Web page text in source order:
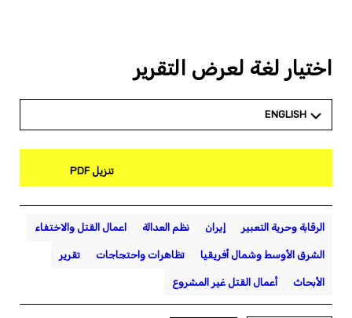
اختيار لغة لعرض التقرير
ENGLISH
تنزيل PDF
الرقابة وحرية التعبير إيران نظم العدالة اعمال القتل والاختفاء
الشرق الأوسط وشمال أفريقيا تظاهرات واحتجاجات تقرير
الأبحاث أعمال القتل غير المشروع